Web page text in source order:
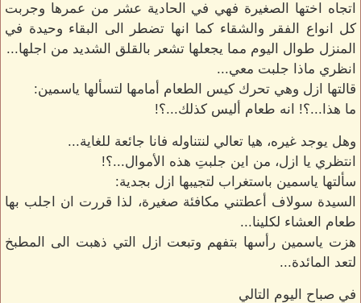
اتجاه اختها الصغيرة فهي في الحادية عشر من عمرها وجربت
كل انواع الفقر والشقاء كما انها تضطر الى البقاء وحيدة في
المنزل طوال اليوم مما يجعلها تشعر بالقلق الشديد من اجلها...
انظري ماذا جلبت معي...
قالتها ازل وهي تحرك كيس الطعام أمامها لتسألها ياسمين:
ما هذا...؟! انه طعام أليس كذلك...؟!
وهل يوجد غيره، هيا تعالي لنتناوله فانا جائعة للغاية...
انتظري يا ازل، من اين جلبتِ هذه الأموال...؟!
سألتها ياسمين باستغراب لتجيبها ازل بجدية:
السيدة سولاف أعطتني مكافئة صغيرة، لذا قررت ان اجلب بها
طعام العشاء لكلينا...
هزت ياسمين رأسها بتفهم وتبعت ازل التي ذهبت الى المطبخ
لتعد المائدة...
في صباح اليوم التالي